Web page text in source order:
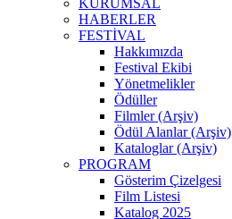
KURUMSAL
HABERLER
FESTİVAL
Hakkımızda
Festival Ekibi
Yönetmelikler
Ödüller
Filmler (Arşiv)
Ödül Alanlar (Arşiv)
Kataloglar (Arşiv)
PROGRAM
Gösterim Çizelgesi
Film Listesi
Katalog 2025